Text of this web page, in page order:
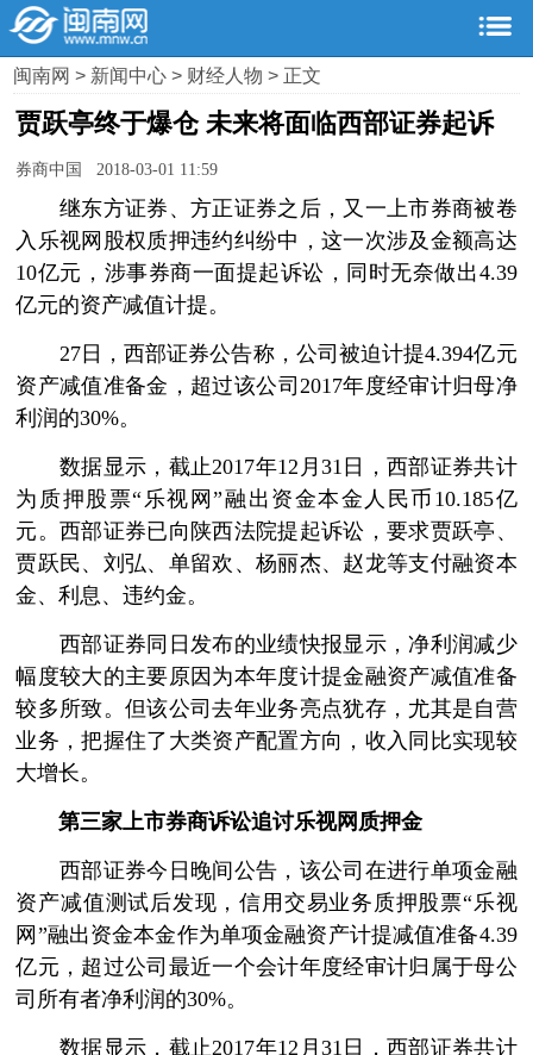
闽南网> 新闻中心> 财经人物> 正文
贾跃亭终于爆仓 未来将面临西部证券起诉
券商中国 2018-03-01 11:59
继东方证券、方正证券之后，又一上市券商被卷
入乐视网股权质押违约纠纷中，这一次涉及金额高达
10亿元，涉事券商一面提起诉讼，同时无奈做出4.39
亿元的资产减值计提。
27日，西部证券公告称，公司被迫计提4.394亿元
资产减值准备金，超过该公司2017年度经审计归母净
利润的30%。
数据显示，截止2017年12月31日，西部证券共计
为质押股票“乐视网”融出资金本金人民币10.185亿
元。西部证券已向陕西法院提起诉讼，要求贾跃亭、
贾跃民、刘弘、单留欢、杨丽杰、赵龙等支付融资本
金、利息、违约金。
西部证券同日发布的业绩快报显示，净利润减少
幅度较大的主要原因为本年度计提金融资产减值准备
较多所致。但该公司去年业务亮点犹存，尤其是自营
业务，把握住了大类资产配置方向，收入同比实现较
大增长。
第三家上市券商诉讼追讨乐视网质押金
西部证券今日晚间公告，该公司在进行单项金融
资产减值测试后发现，信用交易业务质押股票“乐视
网”融出资金本金作为单项金融资产计提减值准备4.39
亿元，超过公司最近一个会计年度经审计归属于母公
司所有者净利润的30%。
数据显示，截止2017年12月31日，西部证券共计